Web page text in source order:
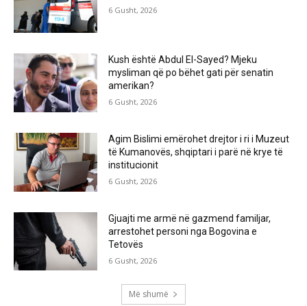
6 Gusht, 2026
Kush është Abdul El-Sayed? Mjeku
mysliman që po bëhet gati për senatin
amerikan?
6 Gusht, 2026
Agim Bislimi emërohet drejtor i ri i Muzeut
të Kumanovës, shqiptari i parë në krye të
institucionit
6 Gusht, 2026
Gjuajti me armë në gazmend familjar,
arrestohet personi nga Bogovina e
Tetovës
6 Gusht, 2026
Më shumë